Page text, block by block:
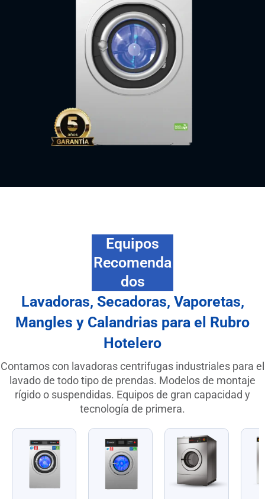
Equipos
Recomenda
dos
Lavadoras, Secadoras, Vaporetas,
Mangles y Calandrias para el Rubro
Hotelero
Contamos con lavadoras centrifugas industriales para el
lavado de todo tipo de prendas. Modelos de montaje
rígido o suspendidas. Equipos de gran capacidad y
tecnología de primera.